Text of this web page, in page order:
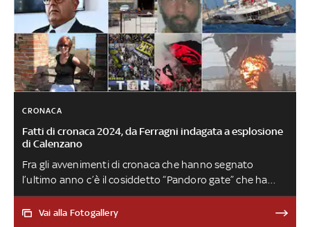
CRONACA
Fatti di cronaca 2024, da Ferragni indagata a esplosione
di Calenzano
Fra gli avvenimenti di cronaca che hanno segnato
l’ultimo anno c’è il cosiddetto “Pandoro gate” che ha
coinvolto l’imprenditrice digitale. Poi le proteste degli
agricoltori, le stragi in famiglia - Altavilla Milicia, Cisterna di
Vai alla Fotogallery